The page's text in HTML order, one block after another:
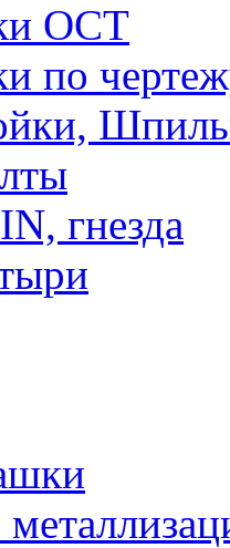
ОСТ
по
гнезда